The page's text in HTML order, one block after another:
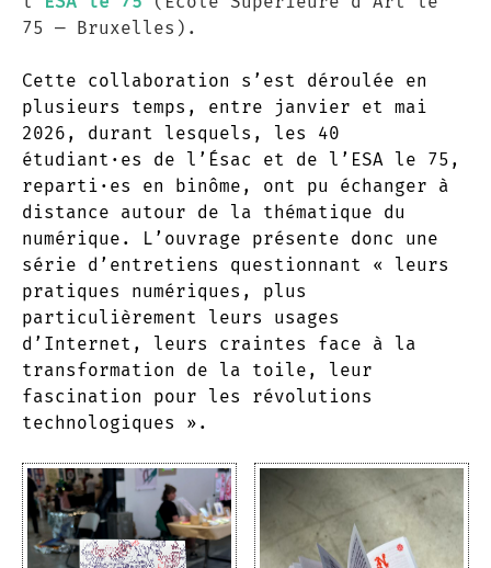
75 — Bruxelles).
Cette collaboration s’est déroulée en
plusieurs temps, entre janvier et mai
2026, durant lesquels, les 40
étudiant·es de l’Ésac et de l’ESA le 75,
reparti·es en binôme, ont pu échanger à
distance autour de la thématique du
numérique. L’ouvrage présente donc une
série d’entretiens questionnant « leurs
pratiques numériques, plus
particulièrement leurs usages
d’Internet, leurs craintes face à la
transformation de la toile, leur
fascination pour les révolutions
technologiques ».